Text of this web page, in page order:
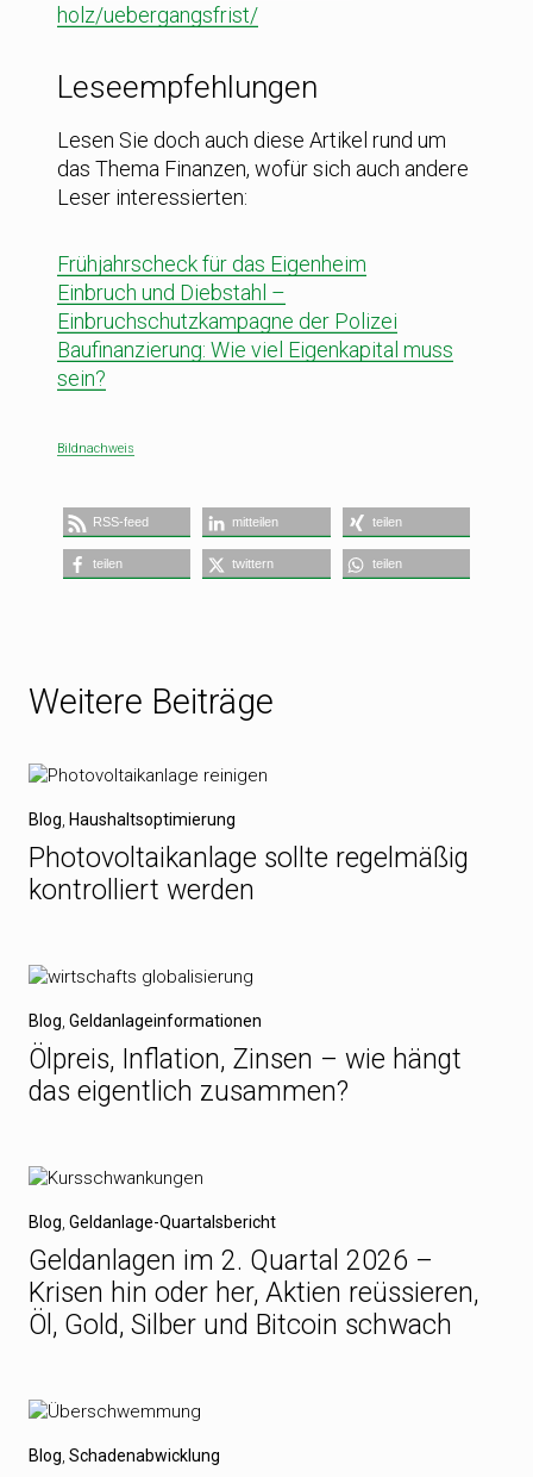
holz/uebergangsfrist/
Leseempfehlungen
Lesen Sie doch auch diese Artikel rund um
das Thema Finanzen, wofür sich auch andere
Leser interessierten:
Frühjahrscheck für das Eigenheim
Einbruch und Diebstahl –
Einbruchschutzkampagne der Polizei
Baufinanzierung: Wie viel Eigenkapital muss
sein?
Bildnachweis
RSS-feed mitteilen teilen
teilen twittern teilen
Weitere Beiträge
Blog Haushaltsoptimierung
Photovoltaikanlage sollte regelmäßig
kontrolliert werden
Blog Geldanlageinformationen
Ölpreis, Inflation, Zinsen – wie hängt
das eigentlich zusammen?
Blog Geldanlage-Quartalsbericht
Geldanlagen im 2. Quartal 2026 –
Krisen hin oder her, Aktien reüssieren,
Öl, Gold, Silber und Bitcoin schwach
Blog Schadenabwicklung